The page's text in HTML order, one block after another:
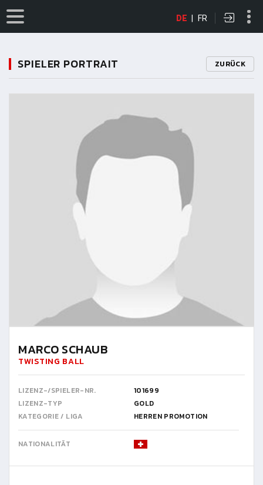
DE | FR
SPIELER PORTRAIT ZURÜCK
MARCO SCHAUB
TWISTING BALL
LIZENZ-/SPIELER-NR.
101699
LIZENZ-TYP
GOLD
KATEGORIE / LIGA
HERREN PROMOTION
NATIONALITÄT